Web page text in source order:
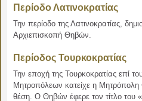
Περίοδο Λατινοκρατίας
Την περίοδο της Λατινοκρατίας,
Αρχιεπισκοπή Θηβών.
Περίοδος Τουρκοκρατίας
Την εποχή της Τουρκοκρατίας επί
Μητροπόλεων κατείχε η Μητρόπολη
θέση. Ο Θηβών έφερε τον τίτλο του